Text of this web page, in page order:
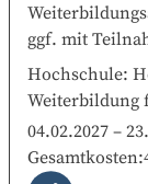
ggf. mit
Hochschule:
Weiterbildung
04.02.2027 –
Gesamtkosten: